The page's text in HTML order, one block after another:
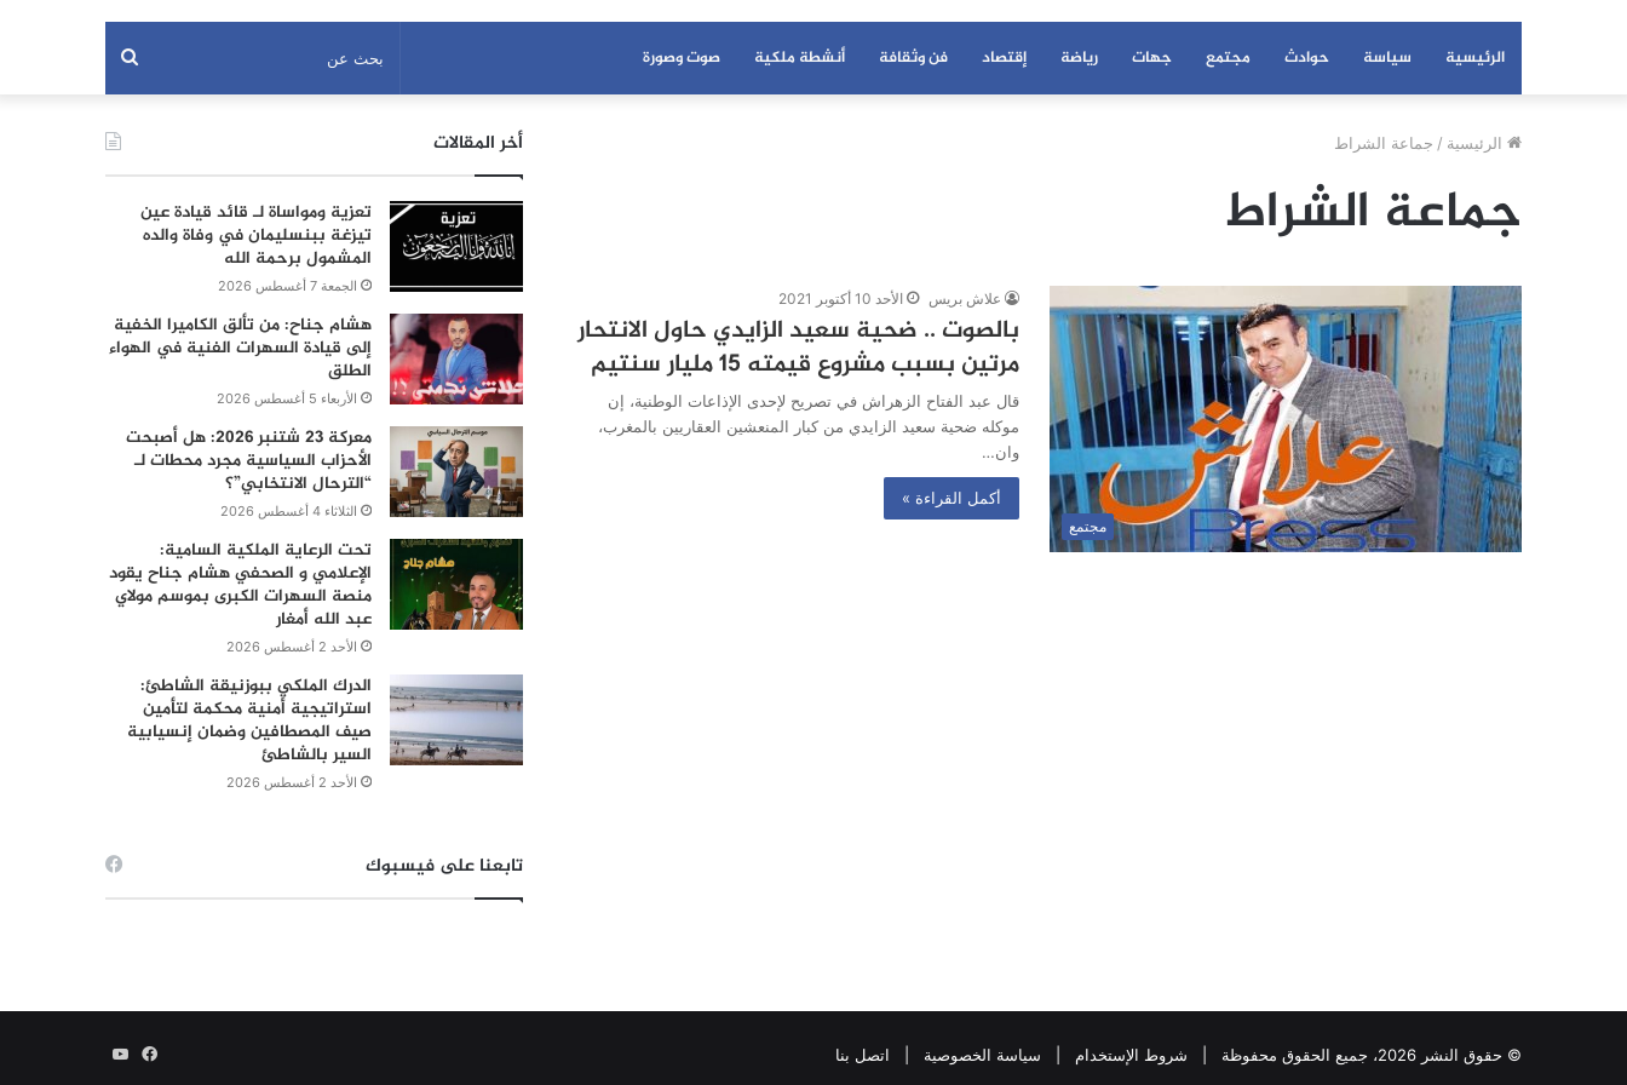
الرئيسية سياسة حوادث مجتمع جهات رياضة إقتصاد فن وثقافة أنشطة ملكية صوت وصورة بحث
عن
الرئيسية / جماعة الشراط
جماعة الشراط
مجتمع
علاش بريس الأحد 10 أكتوبر 2021
بالصوت .. ضحية سعيد الزايدي حاول الانتحار
مرتين بسبب مشروع قيمته 15 مليار سنتيم
قال عبد الفتاح الزهراش في تصريح لإحدى الإذاعات الوطنية، إن
موكله ضحية سعيد الزايدي من كبار المنعشين العقاريين بالمغرب،
وان…
أكمل القراءة »
أخر المقالات
تعزية ومواساة لـ قائد قيادة عين
تيزغة ببنسليمان في وفاة والده
المشمول برحمة الله
الجمعة 7 أغسطس 2026
هشام جناح: من تألق الكاميرا الخفية
إلى قيادة السهرات الفنية في الهواء
الطلق
الأربعاء 5 أغسطس 2026
معركة 23 شتنبر 2026: هل أصبحت
الأحزاب السياسية مجرد محطات لـ
“الترحال الانتخابي”؟
الثلاثاء 4 أغسطس 2026
تحت الرعاية الملكية السامية:
الإعلامي و الصحفي هشام جناح يقود
منصة السهرات الكبرى بموسم مولاي
عبد الله أمغار
الأحد 2 أغسطس 2026
الدرك الملكي ببوزنيقة الشاطئ:
استراتيجية أمنية محكمة لتأمين
صيف المصطافين وضمان إنسيابية
السير بالشاطئ
الأحد 2 أغسطس 2026
تابعنا على فيسبوك
© حقوق النشر 2026، جميع الحقوق محفوظة | شروط الإستخدام سياسة الخصوصية اتصل بنا فيسبوكيوتيوب